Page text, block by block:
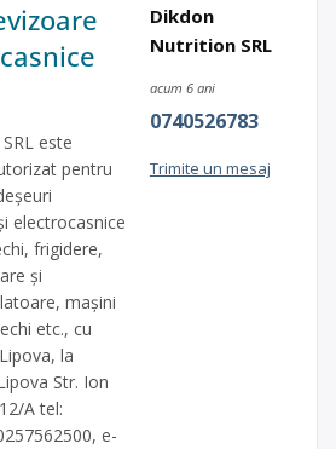
este
pentru
electrocasnice
frigidere,
și
mașini
etc., cu
la
Str. Ion
A tel:
e-
Dikdon
Nutrition SRL
acum 6 ani
0740526783
Trimite un mesaj